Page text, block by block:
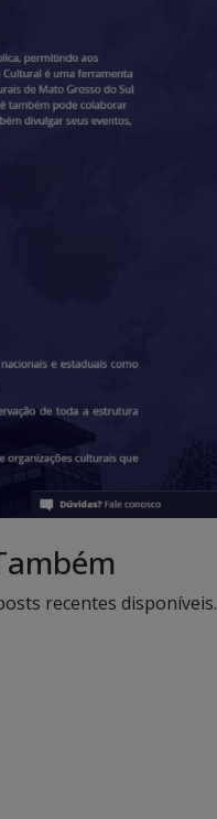
recentes disponíveis.